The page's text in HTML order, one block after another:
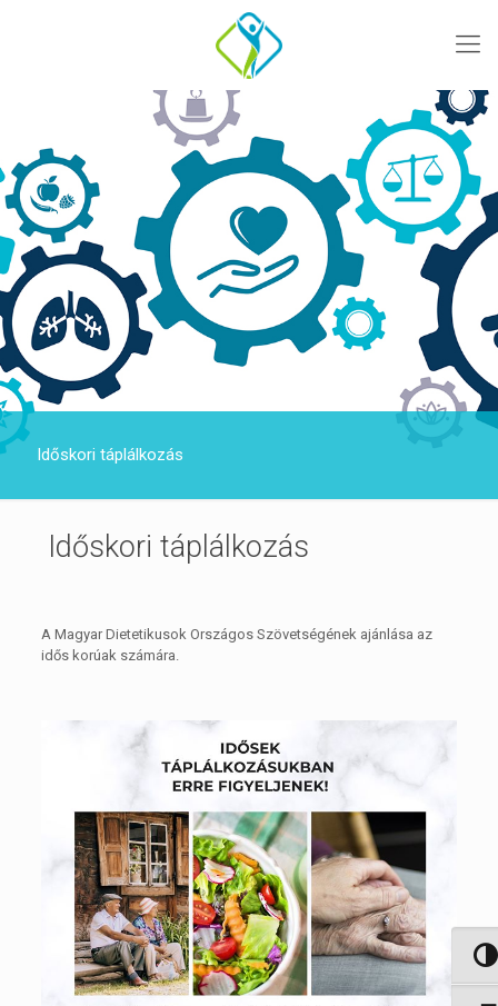
Időskori táplálkozás
Időskori táplálkozás
A Magyar Dietetikusok Országos Szövetségének ajánlása az
idős korúak számára.